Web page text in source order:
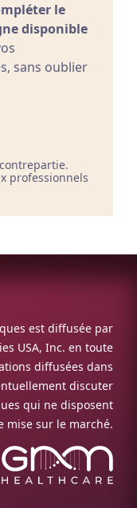
le
disponible
sans oublier
professionnels
est diffusée par
USA, Inc. en toute
diffusées dans
discuter
qui ne disposent
mise sur le marché.